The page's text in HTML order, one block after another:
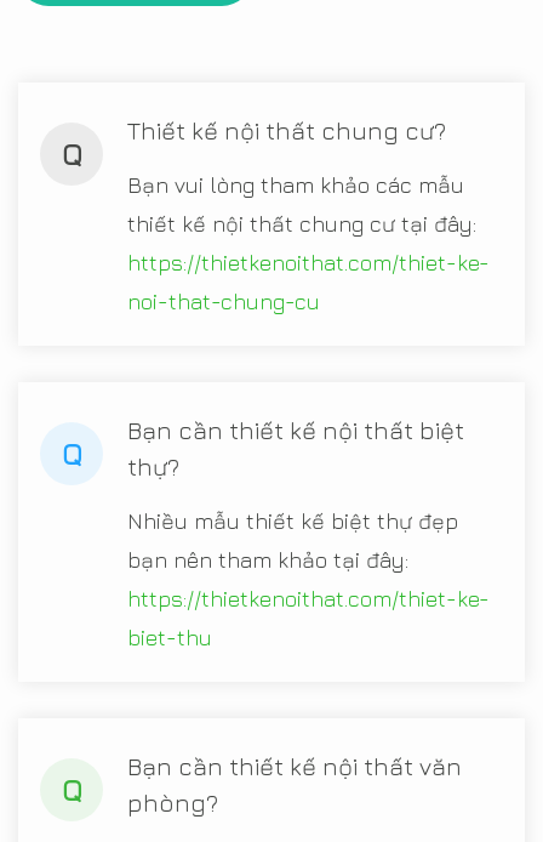
Q
Thiết kế nội thất chung cư?
Bạn vui lòng tham khảo các mẫu
thiết kế nội thất chung cư tại đây:
https://thietkenoithat.com/thiet-ke-
noi-that-chung-cu
Q
Bạn cần thiết kế nội thất biệt
thự?
Nhiều mẫu thiết kế biệt thự đẹp
bạn nên tham khảo tại đây:
https://thietkenoithat.com/thiet-ke-
biet-thu
Q
Bạn cần thiết kế nội thất văn
phòng?